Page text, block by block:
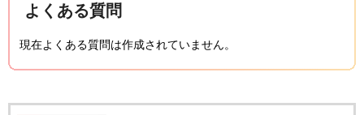
よくある質問
現在よくある質問は作成されていません。